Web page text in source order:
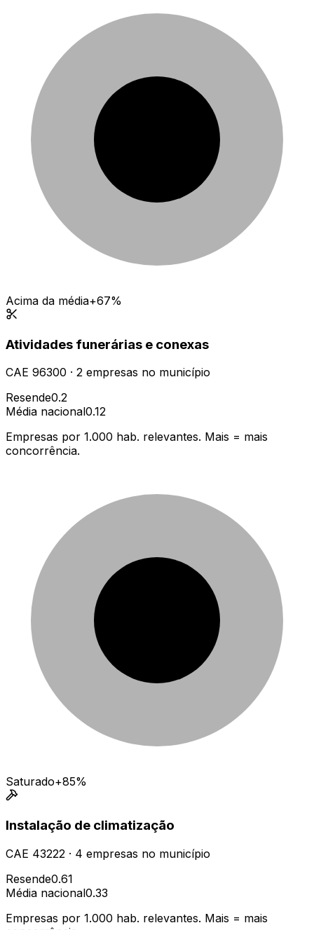
Acima da média+67%
Atividades funerárias e conexas
CAE 96300 · 2 empresas no município
Resende0.2
Média nacional0.12
Empresas por 1.000 hab. relevantes. Mais = mais
concorrência.
Saturado+85%
Instalação de climatização
CAE 43222 · 4 empresas no município
Resende0.61
Média nacional0.33
Empresas por 1.000 hab. relevantes. Mais = mais